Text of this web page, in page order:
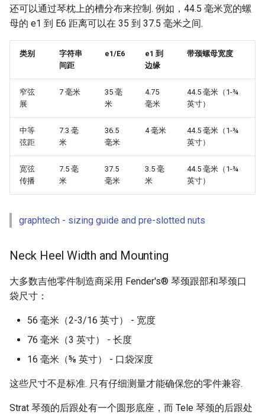
Markdown
Dev Fun
Events in the Netherlands
Healthcare
Magento 2
TikZ
Neuroscience
Ad-Free
Esolangs
Prometheus
Ledger
放弃版权
还可以通过琴枕上的槽分布来控制. 例如，44.5 毫米宽的螺
母的 e1 到 E6 距离可以在 35 到 37.5 毫米之间.
类别
字符串
间距
e1/E6
e1 到
边缘
带颈螺母宽度
窄弦
展
7 毫米
35 毫
米
4.75
毫米
44.5 毫米（1-¾
英寸）
中等
弦距
7.3 毫
米
36.5
毫米
4 毫米
44.5 毫米（1-¾
英寸）
宽弦
传播
7.5 毫
米
37.5
毫米
3.5 毫
米
44.5 毫米（1-¾
英寸）
graphtech - sizing guide and pre-slotted nuts
Neck Heel Width and Mounting
大多数吉他零件制造商采用 Fender's® 琴颈跟部和琴颈口
袋尺寸：
56 毫米（2-3/16 英寸） - 宽度
76 毫米（3 英寸） - 长度
16 毫米（⅝ 英寸） - 口袋深度
这些尺寸不是标准. 只有仔细测量才能确保您的零件兼容.
Strat 琴颈的后跟处有一个圆形底座，而 Tele 琴颈的后跟处